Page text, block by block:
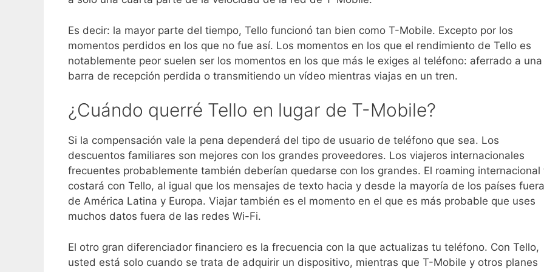
Es decir: la mayor parte del tiempo, Tello funcionó tan bien como T-Mobile. Excepto por los
momentos perdidos en los que no fue así. Los momentos en los que el rendimiento de Tello es
notablemente peor suelen ser los momentos en los que más le exiges al teléfono: aferrado a una
barra de recepción perdida o transmitiendo un vídeo mientras viajas en un tren.
¿Cuándo querré Tello en lugar de T-Mobile?
Si la compensación vale la pena dependerá del tipo de usuario de teléfono que sea. Los
descuentos familiares son mejores con los grandes proveedores. Los viajeros internacionales
frecuentes probablemente también deberían quedarse con los grandes. El roaming internacional
costará con Tello, al igual que los mensajes de texto hacia y desde la mayoría de los países fuera
de América Latina y Europa. Viajar también es el momento en el que es más probable que uses
muchos datos fuera de las redes Wi-Fi.
El otro gran diferenciador financiero es la frecuencia con la que actualizas tu teléfono. Con Tello,
usted está solo cuando se trata de adquirir un dispositivo, mientras que T-Mobile y otros planes